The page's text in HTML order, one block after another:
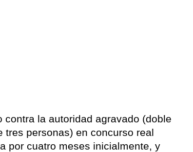
la autoridad agravado (doble
tres personas) en concurso real
por cuatro meses inicialmente, y